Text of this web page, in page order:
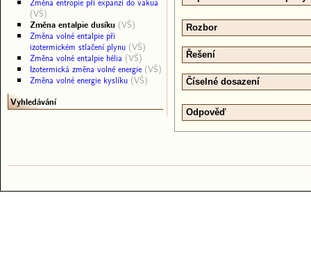
Rozbor
Řešení
Číselné dosazení
Odpověď
(VŠ)
Změna entalpie dusíku (VŠ)
Změna volné entalpie při
izotermickém stlačení plynu (VŠ)
Změna volné entalpie hélia (VŠ)
Izotermická změna volné energie (VŠ)
Změna volné energie kyslíku (VŠ)
Vyhledávání